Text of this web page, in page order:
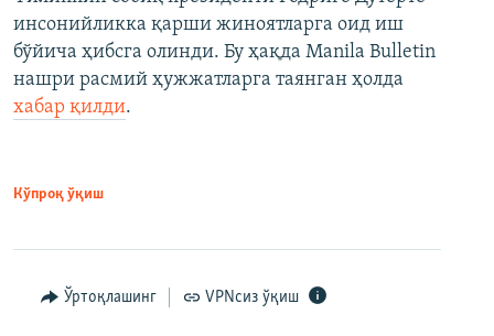
инсонийликка қарши жиноятларга оид иш
бўйича ҳибсга олинди. Бу ҳақда Manila Bulletin
нашри расмий ҳужжатларга таянган ҳолда
хабар қилди.
Кўпроқ ўқиш
Ўртоқлашинг VPNсиз ўқиш